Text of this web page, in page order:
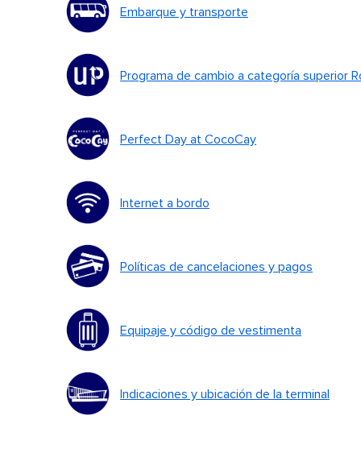
Embarque y transporte
Programa de cambio a categoría superior
Perfect Day at CocoCay
Internet a bordo
Políticas de cancelaciones y pagos
Equipaje y código de vestimenta
Indicaciones y ubicación de la terminal